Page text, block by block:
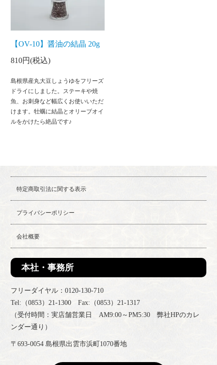
【OV-10】醤油の結晶 20g
810円(税込)
島根県産丸大豆しょうゆをフリーズ
ドライにしました。ステーキや焼
魚、お刺身など幅広くお使いいただ
けます。牡蠣に結晶とオリーブオイ
ルをかけたら絶品です♪
特定商取引法に関する表示
プライバシーポリシー
会社概要
本社・事務所
フリーダイヤル：0120-130-710
Tel:（0853）21-1300 Fax:（0853）21-1317
（受付時間：実店舗営業日 AM9:00～PM5:30 弊社HPのカレ
ンダー通り）
〒693-0054 島根県出雲市浜町1070番地